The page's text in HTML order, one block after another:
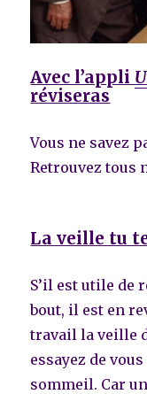
Avec l’appli
réviseras
Vous ne savez
Retrouvez tous
La veille tu
S’il est utile de
bout, il est en
travail la veille
essayez de
sommeil. Car